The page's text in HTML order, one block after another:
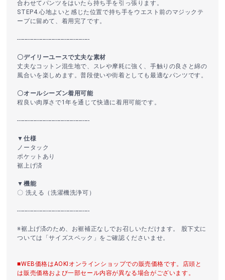
合わせてパンツをはいたら持ち手を引っ張ります。
STEP4.心地よいと感じた位置で持ち手をウエスト前のマジックテ
ープに留めて、着用完了です。
----------------------------------------
〇デイリーユースで丈夫な素材
丈夫なコットン混生地で、スレや摩耗に強く、手触りの良さと綿の
風合いを楽しめます。普段使いや街着としても最適なパンツです。
〇オールシーズン着用可能
程良い肉厚さで1年を通じて快適に着用可能です。
----------------------------------------
▼仕様
ノータック
ポケットあり
裾上げ済
▼機能
〇 洗える（洗濯機洗浄可）
----------------------------------------
※裾上げ済のため、お裾補正なしでお召しいただけます。 股下丈に
ついては「サイズスペック」をご確認くださいませ。
■WEB価格はAOKIオンラインショップでの販売価格です。店頭と
は販売価格および一部セール内容が異なる場合がございます。